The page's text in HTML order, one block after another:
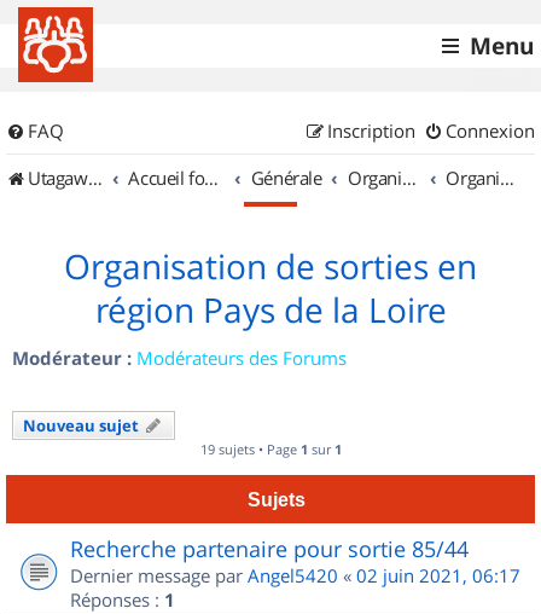
Menu
FAQ Connexion
Inscription
UtagawaVTT (Randos VTT et VTTAE avec traces GPS)
Accueil forum Générale Organisation de sorties & Recherche de partenaires Organisation de sorties en région Pays de la Loire
Organisation de sorties en
région Pays de la Loire
Modérateur : Modérateurs des Forums
Nouveau sujet
19 sujets • Page 1 sur 1
Sujets
Recherche partenaire pour sortie 85/44
Dernier message par Angel5420 « 02 juin 2021, 06:17
Réponses : 1